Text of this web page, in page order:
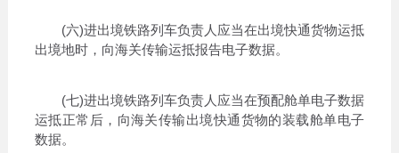
(六)进出境铁路列车负责人应当在出境快通货物运抵
出境地时，向海关传输运抵报告电子数据。
(七)进出境铁路列车负责人应当在预配舱单电子数据
运抵正常后，向海关传输出境快通货物的装载舱单电子
数据。